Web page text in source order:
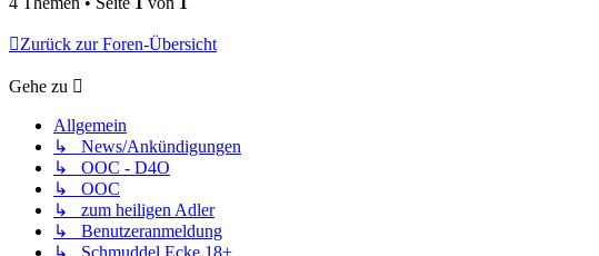
Zurück zur Foren-Übersicht
Gehe zu
Allgemein
↳ News/Ankündigungen
↳ OOC - D4O
↳ OOC
↳ zum heiligen Adler
↳ Benutzeranmeldung
↳ Schmuddel Ecke 18+